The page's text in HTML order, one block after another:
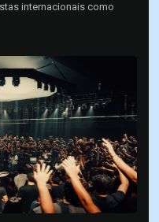
internacionais como